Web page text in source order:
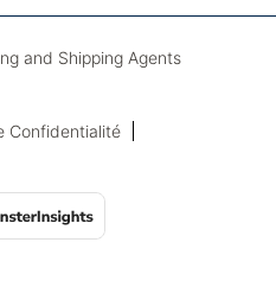
and Shipping Agents
Confidentialité